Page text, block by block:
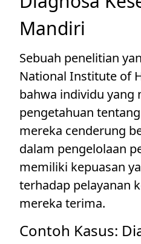
Mandiri
Sebuah penelitian
National Institute of
bahwa individu yang
pengetahuan
mereka cenderung
dalam pengelolaan
memiliki kepuasan
terhadap pelayanan
mereka terima.
Contoh Kasus: